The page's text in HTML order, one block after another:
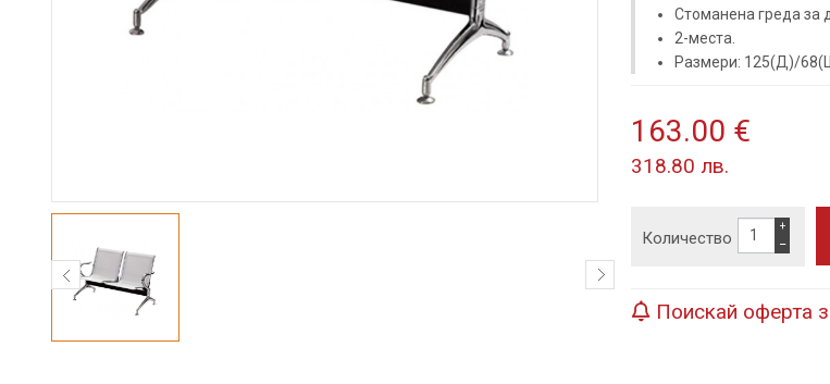
Стоманена греда за
2-места.
Размери: 125(Д)/
163.00 €
318.80 лв.
Количество −
+
Поискай оферта